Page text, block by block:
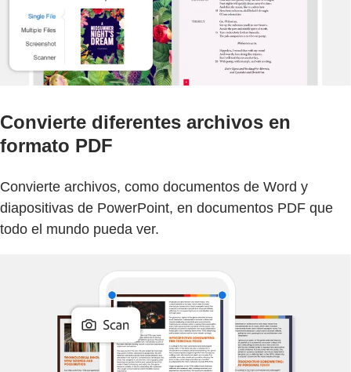
Convierte diferentes archivos en
formato PDF
Convierte archivos, como documentos de Word y
diapositivas de PowerPoint, en documentos PDF que
todo el mundo pueda ver.